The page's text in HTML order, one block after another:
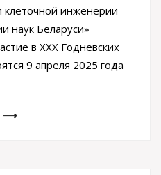
клеточной инженерии
наук Беларуси»
в XXХ Годневских
9 апреля 2025 года